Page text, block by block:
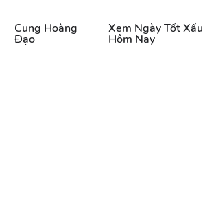
Cung Hoàng
Đạo
Xem Ngày Tốt Xấu
Hôm Nay